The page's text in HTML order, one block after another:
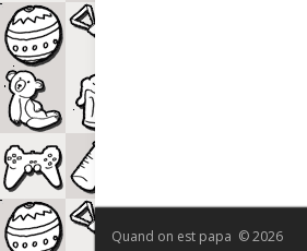
Quand on est papa © 2026